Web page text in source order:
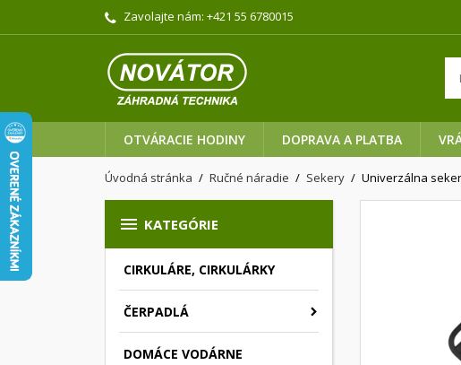
Zavolajte nám: +421 55 6780015
OTVÁRACIE HODINY DOPRAVA A PLATBA
Úvodná stránka Ručné náradie Sekery Univerzálna
 KATEGÓRIE
CIRKULÁRE, CIRKULÁRKY
ČERPADLÁ
DOMÁCE VODÁRNE